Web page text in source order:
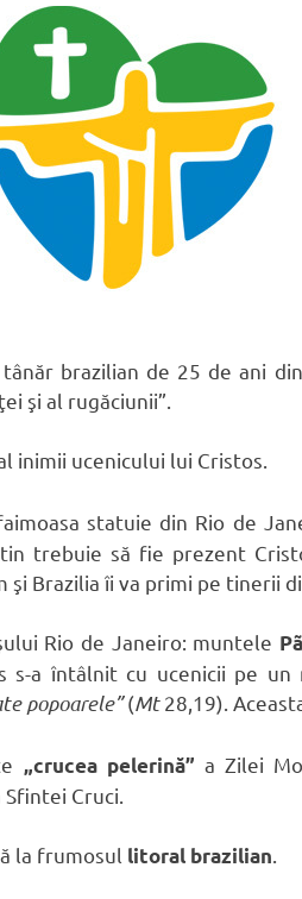
brazilian de 25 de ani
şi al rugăciunii”.
inimii ucenicului lui Cristos.
statuie din Rio de
trebuie să fie prezent
şi Brazilia îi va primi pe tinerii
Rio de Janeiro: muntele
a întâlnit cu ucenicii pe un
popoarele”(Mt28,19).
„crucea pelerină” a Zilei
Cruci.
la frumosul litoral brazilian.